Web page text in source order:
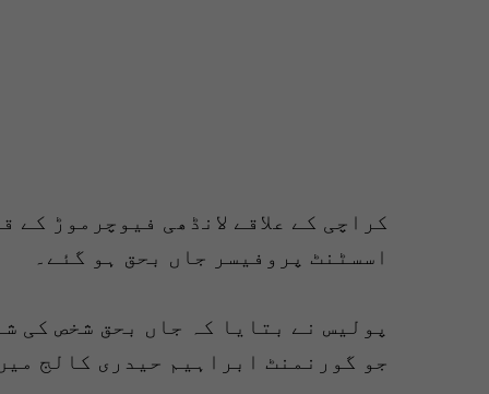
کراچی کے علاقے لانڈھی فیوچرموڑ
اسسٹنٹ پروفیسر جاں بحق ہو گئے۔